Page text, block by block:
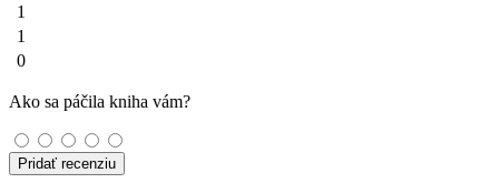
1
1
0
Ako sa páčila kniha vám?
Pridať recenziu